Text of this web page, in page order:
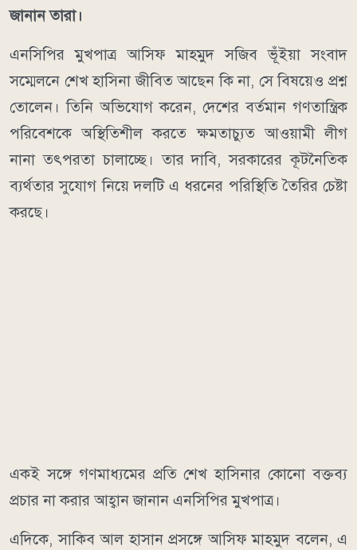
জানান তারা।
এনসিপির মুখপাত্র আসিফ মাহমুদ সজিব ভূঁইয়া সংবাদ
সম্মেলনে শেখ হাসিনা জীবিত আছেন কি না, সে বিষয়েও প্রশ্ন
তোলেন। তিনি অভিযোগ করেন, দেশের বর্তমান গণতান্ত্রিক
পরিবেশকে অস্থিতিশীল করতে ক্ষমতাচ্যুত আওয়ামী লীগ
নানা তৎপরতা চালাচ্ছে। তার দাবি, সরকারের কূটনৈতিক
ব্যর্থতার সুযোগ নিয়ে দলটি এ ধরনের পরিস্থিতি তৈরির চেষ্টা
করছে।
একই সঙ্গে গণমাধ্যমের প্রতি শেখ হাসিনার কোনো বক্তব্য
প্রচার না করার আহ্বান জানান এনসিপির মুখপাত্র।
এদিকে, সাকিব আল হাসান প্রসঙ্গে আসিফ মাহমুদ বলেন, এ